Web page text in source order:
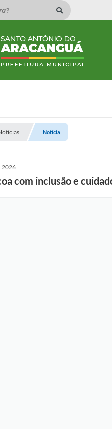
Notícia
2026
com inclusão e